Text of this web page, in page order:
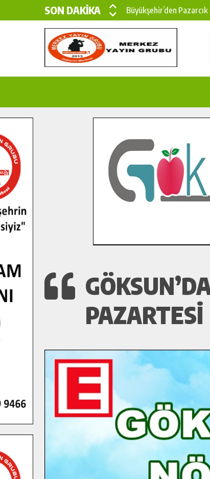
SON DAKİKA
Büyükşehir’den
Büyükşehir’den Pazarcık
Çin’den KSÜ’ye
İlçe Jandarma Komutanı
Bertiz’in Yeni
PAZARTESI